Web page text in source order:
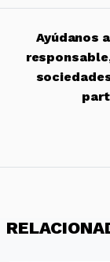
Ayúdanos